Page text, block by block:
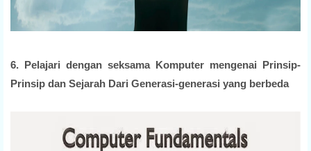
6. Pelajari dengan seksama Komputer mengenai Prinsip-
Prinsip dan Sejarah Dari Generasi-generasi yang berbeda